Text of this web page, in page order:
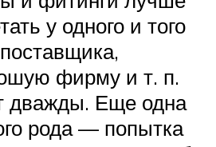
у одного и того
фирму и т. п.
дважды. Еще одна
рода — попытка